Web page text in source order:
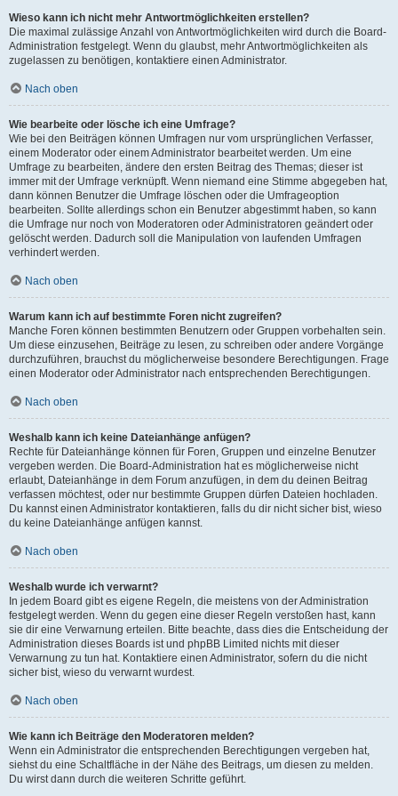
Wieso kann ich nicht mehr Antwortmöglichkeiten erstellen?
Die maximal zulässige Anzahl von Antwortmöglichkeiten wird durch die Board-
Administration festgelegt. Wenn du glaubst, mehr Antwortmöglichkeiten als
zugelassen zu benötigen, kontaktiere einen Administrator.
Nach oben
Wie bearbeite oder lösche ich eine Umfrage?
Wie bei den Beiträgen können Umfragen nur vom ursprünglichen Verfasser,
einem Moderator oder einem Administrator bearbeitet werden. Um eine
Umfrage zu bearbeiten, ändere den ersten Beitrag des Themas; dieser ist
immer mit der Umfrage verknüpft. Wenn niemand eine Stimme abgegeben hat,
dann können Benutzer die Umfrage löschen oder die Umfrageoption
bearbeiten. Sollte allerdings schon ein Benutzer abgestimmt haben, so kann
die Umfrage nur noch von Moderatoren oder Administratoren geändert oder
gelöscht werden. Dadurch soll die Manipulation von laufenden Umfragen
verhindert werden.
Nach oben
Warum kann ich auf bestimmte Foren nicht zugreifen?
Manche Foren können bestimmten Benutzern oder Gruppen vorbehalten sein.
Um diese einzusehen, Beiträge zu lesen, zu schreiben oder andere Vorgänge
durchzuführen, brauchst du möglicherweise besondere Berechtigungen. Frage
einen Moderator oder Administrator nach entsprechenden Berechtigungen.
Nach oben
Weshalb kann ich keine Dateianhänge anfügen?
Rechte für Dateianhänge können für Foren, Gruppen und einzelne Benutzer
vergeben werden. Die Board-Administration hat es möglicherweise nicht
erlaubt, Dateianhänge in dem Forum anzufügen, in dem du deinen Beitrag
verfassen möchtest, oder nur bestimmte Gruppen dürfen Dateien hochladen.
Du kannst einen Administrator kontaktieren, falls du dir nicht sicher bist, wieso
du keine Dateianhänge anfügen kannst.
Nach oben
Weshalb wurde ich verwarnt?
In jedem Board gibt es eigene Regeln, die meistens von der Administration
festgelegt werden. Wenn du gegen eine dieser Regeln verstoßen hast, kann
sie dir eine Verwarnung erteilen. Bitte beachte, dass dies die Entscheidung der
Administration dieses Boards ist und phpBB Limited nichts mit dieser
Verwarnung zu tun hat. Kontaktiere einen Administrator, sofern du die nicht
sicher bist, wieso du verwarnt wurdest.
Nach oben
Wie kann ich Beiträge den Moderatoren melden?
Wenn ein Administrator die entsprechenden Berechtigungen vergeben hat,
siehst du eine Schaltfläche in der Nähe des Beitrags, um diesen zu melden.
Du wirst dann durch die weiteren Schritte geführt.